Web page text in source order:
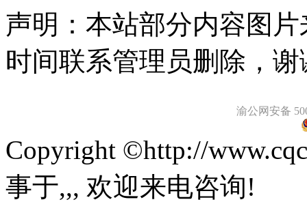
声明：本站部分内容图
时间联系管理员删除，谢
渝公网安备
Copyright ©http://
事于,,, 欢迎来电咨询!